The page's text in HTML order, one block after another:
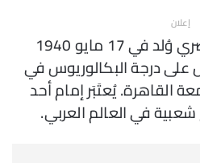
إعلان
عادل إمام هو ممثل مصري وُلد في 17 مايو 1940
درجة البكالوريوس في
القاهرة. يُعتَبَر إمام أحد
في العالم العربي.